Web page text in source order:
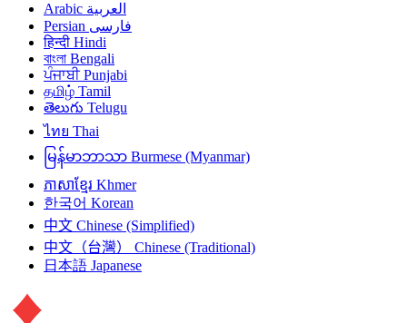
العربية Arabic
فارسی Persian
हिन्दी Hindi
বাংলা Bengali
ਪੰਜਾਬੀ Punjabi
தமிழ் Tamil
తెలుగు Telugu
ไทย Thai
မြန်မာဘာသာ Burmese (Myanmar)
ភាសាខ្មែរ Khmer
한국어 Korean
中文 Chinese (Simplified)
中文（台灣）
Chinese (Traditional)
日本語 Japanese